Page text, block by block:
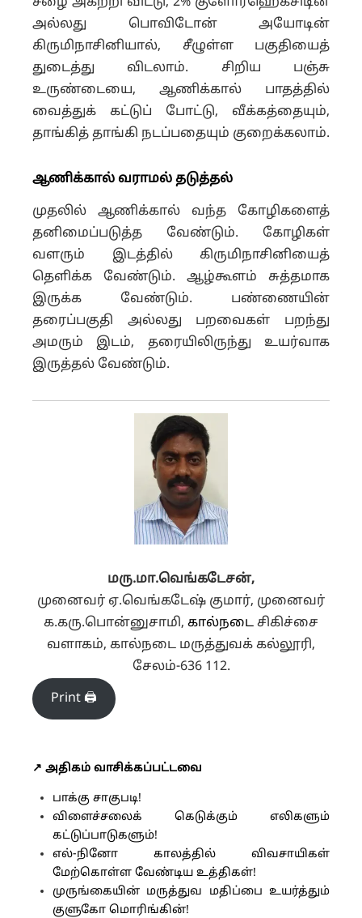
அல்லது பொவிடோன் அயோடின்
கிருமிநாசினியால், சீழுள்ள பகுதியைத்
துடைத்து விடலாம். சிறிய பஞ்சு
உருண்டையை, ஆணிக்கால் பாதத்தில்
வைத்துக் கட்டுப் போட்டு, வீக்கத்தையும்,
தாங்கித் தாங்கி நடப்பதையும் குறைக்கலாம்.
ஆணிக்கால் வராமல் தடுத்தல்
முதலில் ஆணிக்கால் வந்த கோழிகளைத்
தனிமைப்படுத்த வேண்டும். கோழிகள்
வளரும் இடத்தில் கிருமிநாசினியைத்
தெளிக்க வேண்டும். ஆழ்கூளம் சுத்தமாக
இருக்க வேண்டும். பண்ணையின்
தரைப்பகுதி அல்லது பறவைகள் பறந்து
அமரும் இடம், தரையிலிருந்து உயர்வாக
இருத்தல் வேண்டும்.
மரு.மா.வெங்கடேசன்,
முனைவர் ஏ.வெங்கடேஷ் குமார், முனைவர்
க.கரு.பொன்னுசாமி, கால்நடை சிகிச்சை
வளாகம், கால்நடை மருத்துவக் கல்லூரி,
சேலம்-636 112.
Print 🖨
↗️ அதிகம் வாசிக்கப்பட்டவை
பாக்கு சாகுபடி!
விளைச்சலைக் கெடுக்கும் எலிகளும்
கட்டுப்பாடுகளும்!
எல்-நினோ காலத்தில் விவசாயிகள்
மேற்கொள்ள வேண்டிய உத்திகள்!
முருங்கையின் மருத்துவ மதிப்பை உயர்த்தும்
குளுகோ மொரிங்கின்!